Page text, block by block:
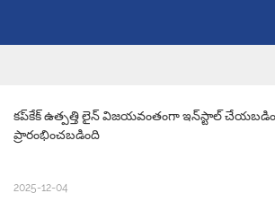
కప్‌కేక్ ఉత్పత్తి లైన్ విజయవంతంగా ఇన్‌స్టాల్
ప్రారంభించబడింది
2025-12-04